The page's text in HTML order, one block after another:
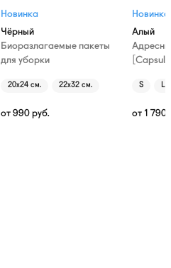
Новинка
Чёрный
Биоразлагаемые пакеты
для уборки
20х24 см. 22х32 см.
от 990 руб.
Новинка
Алый
S L
от 1 790